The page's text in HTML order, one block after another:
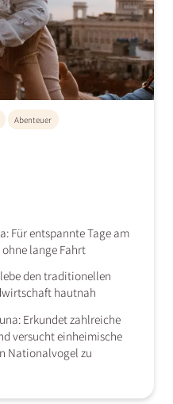
Abenteuer
Für entspannte Tage am
lange Fahrt​
den traditionellen
hautnah
Erkundet zahlreiche
versucht einheimische
Nationalvogel zu